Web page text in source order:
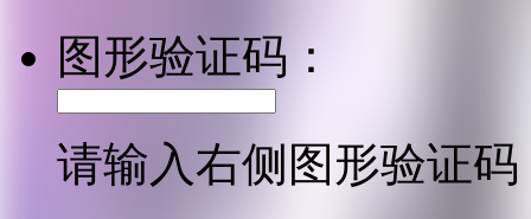
图形验证码：
请输入右侧图形验证码